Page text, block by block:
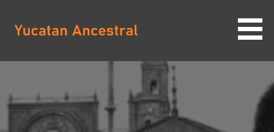
contenido
YUCATAN ANCESTRAL